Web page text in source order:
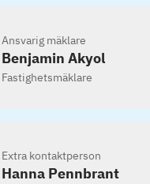
Ansvarig mäklare
Benjamin Akyol
Fastighetsmäklare
Extra kontaktperson
Hanna Pennbrant